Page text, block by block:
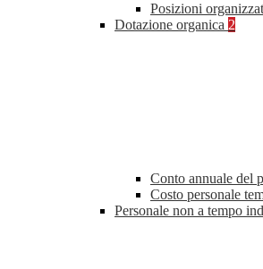
Posizioni
Dotazione organica 2
Conto annuale del
Costo personale
Personale non a tempo